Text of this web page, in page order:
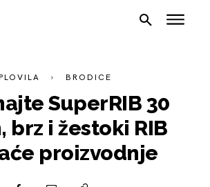
BRODICE
SuperRIB 30
brz i žestoki RIB
proizvodnje